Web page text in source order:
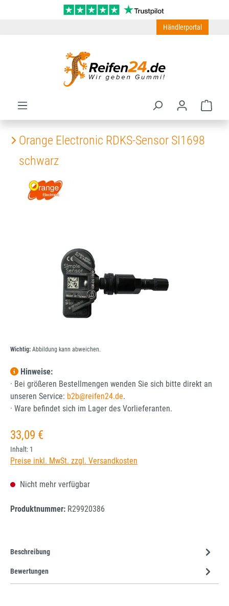
Zum Hauptinhalt springen
Händlerportal
Orange Electronic RDKS-Sensor SI1698
schwarz
Wichtig: Abbildung kann abweichen.
Hinweise:
· Bei größeren Bestellmengen wenden Sie sich bitte direkt an
unseren Service: b2b@reifen24.de.
· Ware befindet sich im Lager des Vorlieferanten.
Regulärer Preis:
33,09 €
Inhalt: 1
Preise inkl. MwSt. zzgl. Versandkosten
Nicht mehr verfügbar
Produktnummer: R29920386
Beschreibung
Bewertungen